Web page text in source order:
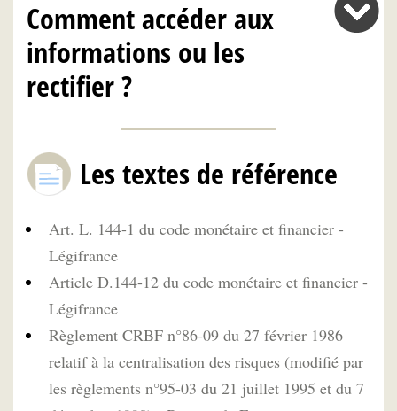
Comment accéder aux
informations ou les
rectifier ?
Les textes de référence
Art. L. 144-1 du code monétaire et financier -
Légifrance
Article D.144-12 du code monétaire et financier -
Légifrance
Règlement CRBF n°86-09 du 27 février 1986
relatif à la centralisation des risques (modifié par
les règlements n°95-03 du 21 juillet 1995 et du 7